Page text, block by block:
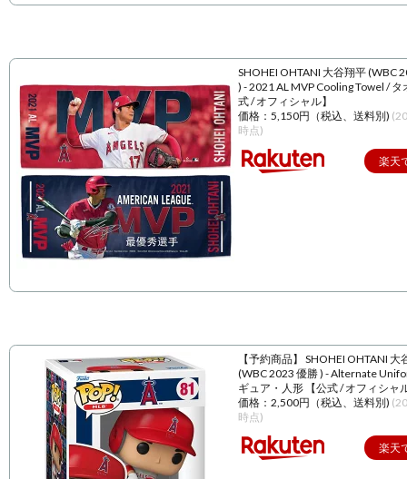
SHOHEI OHTANI 大谷翔平 (WBC
) - 2021 AL MVP Cooling Towel / タ
式 / オフィシャル】
価格：5,150円（税込、送料別)
時点)
楽天
【予約商品】 SHOHEI OHTANI 大
(WBC 2023 優勝 ) - Alternate
ギュア・人形 【公式 / オフィシャ
価格：2,500円（税込、送料別)
時点)
楽天